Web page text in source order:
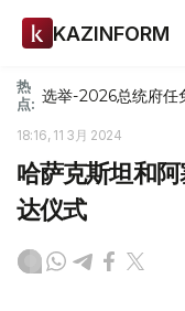
KAZINFORM
热
点: 选举-2026总统府任
18:16, 11 3月 2024
哈萨克斯坦和
达仪式